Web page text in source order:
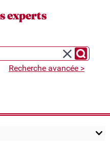
experts
Réinitialiser la
Chercher
Recherche avancée >